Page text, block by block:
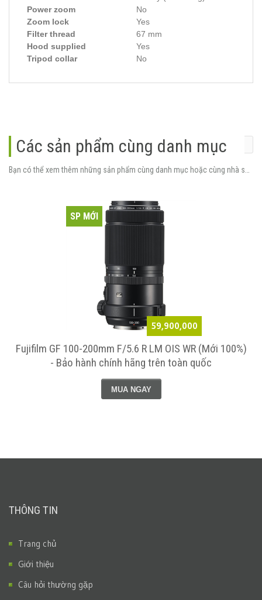
Power zoom
No
Zoom lock
Yes
Filter thread
67 mm
Hood supplied
Yes
Tripod collar
No
Các sản phẩm cùng danh mục
59,900,000
SP MỚI
Fujifilm GF 100-200mm F/5.6 R LM OIS WR (Mới 100%)
- Bảo hành chính hãng trên toàn quốc
MUA NGAY
THÔNG TIN
Trang chủ
Giới thiệu
Câu hỏi thường gặp